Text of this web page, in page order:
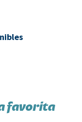
favorita